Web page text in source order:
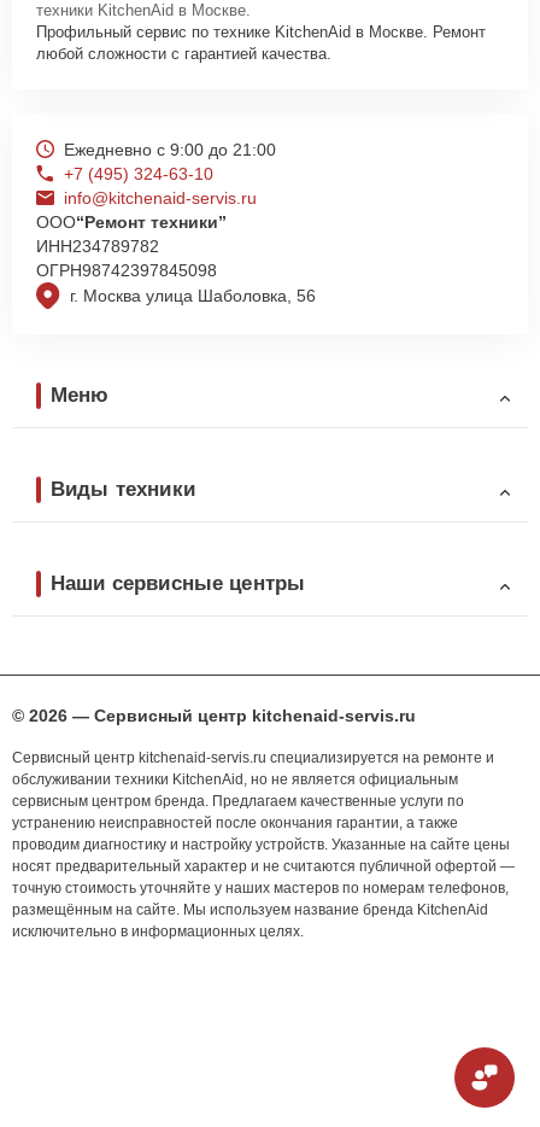
техники KitchenAid в Москве.
Профильный сервис по технике KitchenAid в Москве. Ремонт
любой сложности с гарантией качества.
г. Москва улица Шаболовка, 56
Ежедневно с 9:00 до 21:00
+7 (495) 324-63-10
info@kitchenaid-servis.ru
ООО“Ремонт техники”
ИНН234789782
ОГРН98742397845098
Меню
Виды техники
Наши сервисные центры
© 2026 — Сервисный центр kitchenaid-servis.ru
Сервисный центр kitchenaid-servis.ru специализируется на ремонте и
обслуживании техники KitchenAid, но не является официальным
сервисным центром бренда. Предлагаем качественные услуги по
устранению неисправностей после окончания гарантии, а также
проводим диагностику и настройку устройств. Указанные на сайте цены
носят предварительный характер и не считаются публичной офертой —
точную стоимость уточняйте у наших мастеров по номерам телефонов,
размещённым на сайте. Мы используем название бренда KitchenAid
исключительно в информационных целях.